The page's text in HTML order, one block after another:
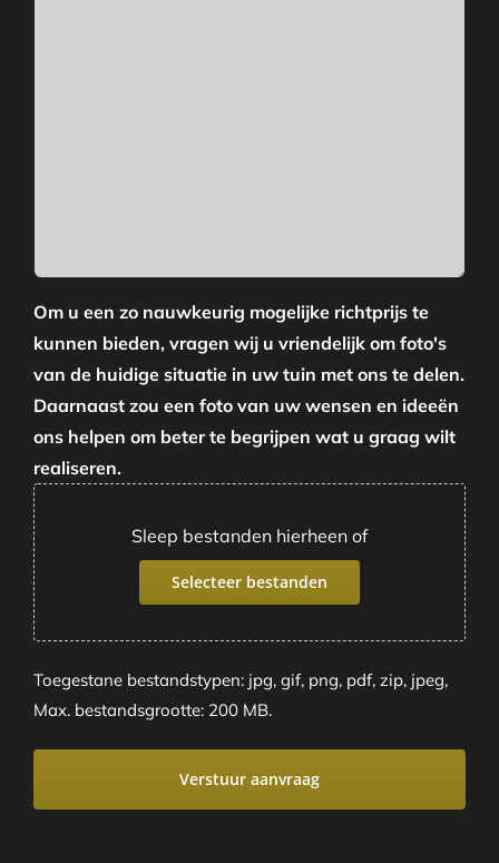
Om u een zo nauwkeurig mogelijke richtprijs te
kunnen bieden, vragen wij u vriendelijk om foto's
van de huidige situatie in uw tuin met ons te delen.
Daarnaast zou een foto van uw wensen en ideeën
ons helpen om beter te begrijpen wat u graag wilt
realiseren.
Sleep bestanden hierheen of
Selecteer bestanden
Toegestane bestandstypen: jpg, gif, png, pdf, zip, jpeg,
Max. bestandsgrootte: 200 MB.